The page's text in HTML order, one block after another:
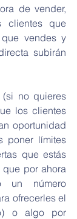
de vender,
clientes que
vendes y
subirán
no quieres
los clientes
oportunidad
poner límites
que estás
por ahora
un número
ofrecerles el
o algo por